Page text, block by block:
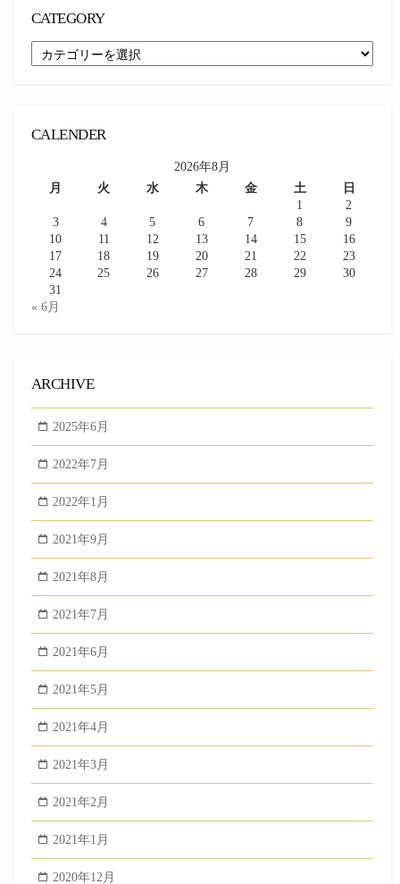
CATEGORY
CATEGORY
CALENDER
2026年8月
月
火 水 木 金 土
日
1
2
3
4 5 6 7 8
9
10
11 12 13 14 15
16
17
18 19 20 21 22
23
24
25 26 27 28 29
30
31
« 6月
ARCHIVE
2025年6月
2022年7月
2022年1月
2021年9月
2021年8月
2021年7月
2021年6月
2021年5月
2021年4月
2021年3月
2021年2月
2021年1月
2020年12月